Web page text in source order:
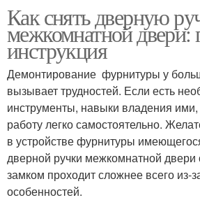
Как снять дверную
межкомнатной двери:
инструкция
Демонтирование фурнитуры у
вызывает трудностей. Если есть
инструменты, навыки владения
работу легко самостоятельно.
в устройстве фурнитуры
дверной ручки межкомнатной двери
замком проходит сложнее всего из-
особенностей.